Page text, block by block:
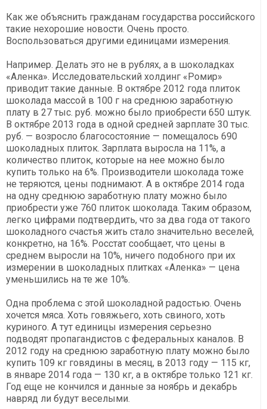
Как же объяснить гражданам государства российского
такие нехорошие новости. Очень просто.
Воспользоваться другими единицами измерения.
Например. Делать это не в рублях, а в шоколадках
«Аленка». Исследовательский холдинг «Ромир»
приводит такие данные. В октябре 2012 года плиток
шоколада массой в 100 г на среднюю заработную
плату в 27 тыс. руб. можно было приобрести 650 штук.
В октябре 2013 года в одной средней зарплате 30 тыс.
руб. — возросло благосостояние — помещалось 690
шоколадных плиток. Зарплата выросла на 11%, а
количество плиток, которые на нее можно было
купить только на 6%. Производители шоколада тоже
не теряются, цены поднимают. А в октябре 2014 года
на одну среднюю заработную плату можно было
приобрести уже 760 плиток шоколада. Таким образом,
легко цифрами подтвердить, что за два года от такого
шоколадного счастья жить стало значительно веселей,
конкретно, на 16%. Росстат сообщает, что цены в
среднем выросли на 10%, ничего подобного при их
измерении в шоколадных плитках «Аленка» — цена
уменьшились на те же 10%.
Одна проблема с этой шоколадной радостью. Очень
хочется мяса. Хоть говяжьего, хоть свиного, хоть
куриного. А тут единицы измерения серьезно
подводят пропагандистов с федеральных каналов. В
2012 году на среднюю заработную плату можно было
купить 109 кг говядины в месяц, в 2013 году — 115 кг,
в январе 2014 года — 130 кг, а в октябре только 121 кг.
Год еще не кончился и данные за ноябрь и декабрь
навряд ли будут веселыми.